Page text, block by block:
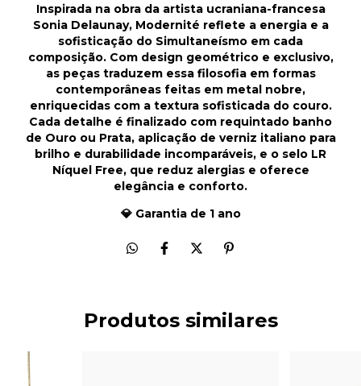
Inspirada na obra da artista ucraniana-francesa
Sonia Delaunay, Modernité reflete a energia e a
sofisticação do Simultaneísmo em cada
composição. Com design geométrico e exclusivo,
as peças traduzem essa filosofia em formas
contemporâneas feitas em metal nobre,
enriquecidas com a textura sofisticada do couro.
Cada detalhe é finalizado com requintado banho
de Ouro ou Prata, aplicação de verniz italiano para
brilho e durabilidade incomparáveis, e o selo LR
Níquel Free, que reduz alergias e oferece
elegância e conforto.
💎 Garantia de 1 ano
Produtos similares